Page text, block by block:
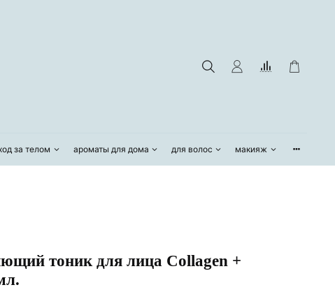
за телом ароматы для дома для волос макияж
тоник для лица Collagen +